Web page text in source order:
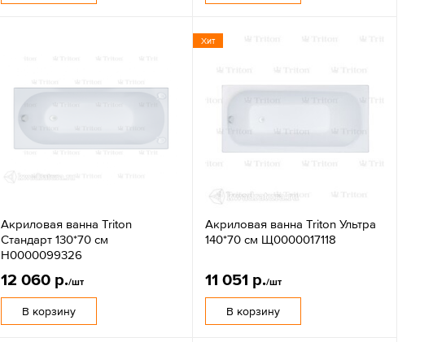
Акриловая ванна Triton
Стандарт 130*70 см
Н0000099326
12 060 р./шт
В корзину
Хит
Акриловая ванна Triton Ультра
140*70 см Щ0000017118
11 051 р./шт
В корзину